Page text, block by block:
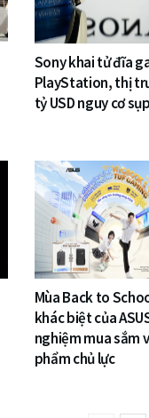
Sony khai tử đĩa
PlayStation, thị
tỷ USD nguy cơ
Mùa Back to
khác biệt của
nghiệm mua sắm
phẩm chủ lực